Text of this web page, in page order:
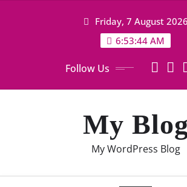
Friday, 7 August 2026
6:53:45 AM
Follow Us
My Blog
My WordPress Blog